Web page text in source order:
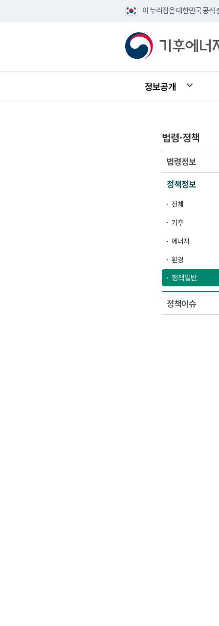
이 누리집은 대한민국 공식
정보공개
법령·정책
법령정보
정책정보
전체
기후
에너지
환경
정책일반
정책이슈